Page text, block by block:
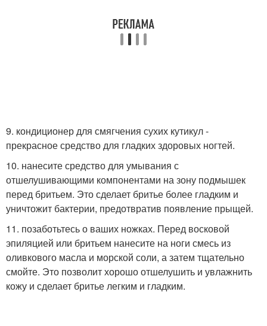
9. кондиционер для смягчения сухих кутикул -
прекрасное средство для гладких здоровых ногтей.
10. нанесите средство для умывания с
отшелушивающими компонентами на зону подмышек
перед бритьем. Это сделает бритье более гладким и
уничтожит бактерии, предотвратив появление прыщей.
11. позаботьтесь о ваших ножках. Перед восковой
эпиляцией или бритьем нанесите на ноги смесь из
оливкового масла и морской соли, а затем тщательно
смойте. Это позволит хорошо отшелушить и увлажнить
кожу и сделает бритье легким и гладким.